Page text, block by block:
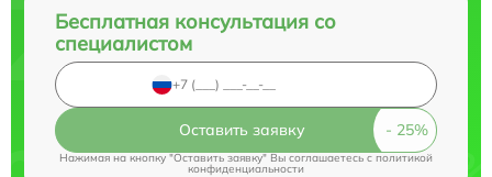
Бесплатная консультация со
специалистом
Оставить заявку
Нажимая на кнопку "Оставить заявку" Вы соглашаетесь cполитикой
конфиденциальности